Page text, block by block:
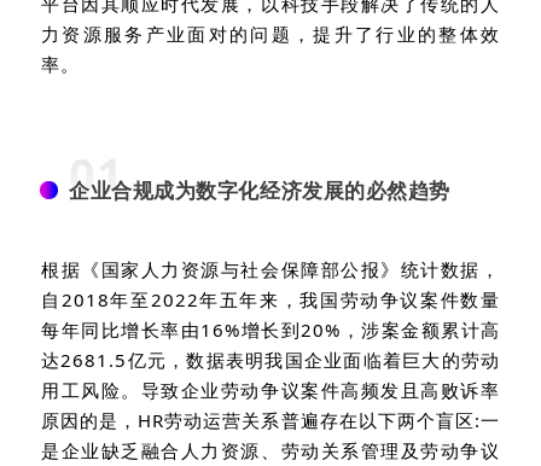
力资源服务产业面对的问题，提升了行业的整体效
率。
01
企业合规成为数字化经济发展的必然趋势
根据《国家人力资源与社会保障部公报》统计数据，
自2018年至2022年五年来，我国劳动争议案件数量
每年同比增长率由16%增长到20%，涉案金额累计高
达2681.5亿元，数据表明我国企业面临着巨大的劳动
用工风险。导致企业劳动争议案件高频发且高败诉率
原因的是，HR劳动运营关系普遍存在以下两个盲区:一
是企业缺乏融合人力资源、劳动关系管理及劳动争议